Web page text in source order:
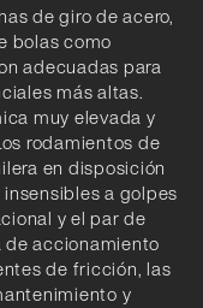
de giro de acero,
bolas como
adecuadas para
más altas.
muy elevada y
rodamientos de
en disposición
a golpes
y el par de
accionamiento
de fricción, las
y